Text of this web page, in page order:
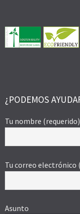
¿PODEMOS
Tu nombre (requerido)
Tu correo electrónico
Asunto